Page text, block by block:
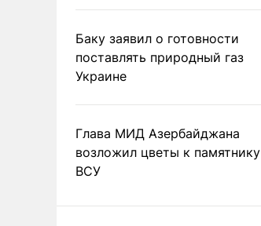
Баку заявил о готовности
поставлять природный газ
Украине
Глава МИД Азербайджана
возложил цветы к памятнику
ВСУ